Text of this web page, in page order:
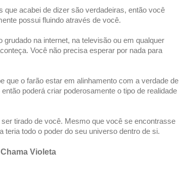
acabei de dizer são verdadeiras, então você
possui fluindo através de você.
na internet, na televisão ou em qualquer
Você não precisa esperar por nada para
que o farão estar em alinhamento com a verdade de
poderá criar poderosamente o tipo de realidade
tirado de você. Mesmo que você se encontrasse
todo o poder do seu universo dentro de si.
Violeta